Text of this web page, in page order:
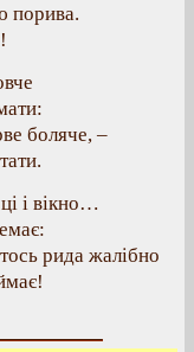
порива.
боляче, –
і вікно…
рида жалібно